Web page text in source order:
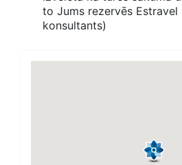
to Jums rezervēs Estravel
konsultants)